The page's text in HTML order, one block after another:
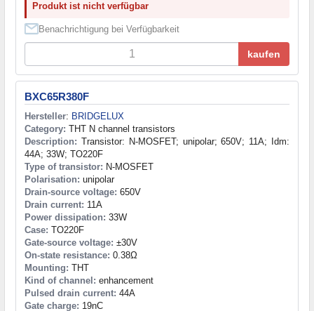
Produkt ist nicht verfügbar
Benachrichtigung bei Verfügbarkeit
kaufen
BXC65R380F
Hersteller: BRIDGELUX
Category: THT N channel transistors
Description: Transistor: N-MOSFET; unipolar; 650V; 11A; Idm:
44A; 33W; TO220F
Type of transistor: N-MOSFET
Polarisation: unipolar
Drain-source voltage: 650V
Drain current: 11A
Power dissipation: 33W
Case: TO220F
Gate-source voltage: ±30V
On-state resistance: 0.38Ω
Mounting: THT
Kind of channel: enhancement
Pulsed drain current: 44A
Gate charge: 19nC